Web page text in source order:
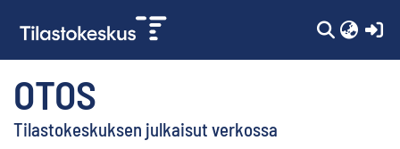
OTOS
Tilastokeskuksen julkaisut verkossa